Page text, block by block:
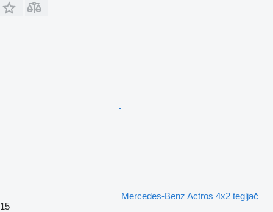
Mercedes-Benz Actros 4x2 tegljač
15